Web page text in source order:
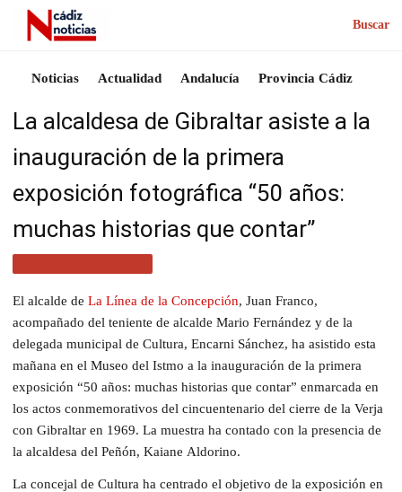
Buscar
Noticias Actualidad Andalucía Provincia Cádiz
La alcaldesa de Gibraltar asiste a la
inauguración de la primera
exposición fotográfica “50 años:
muchas historias que contar”
El alcalde de La Línea de la Concepción, Juan Franco,
acompañado del teniente de alcalde Mario Fernández y de la
delegada municipal de Cultura, Encarni Sánchez, ha asistido esta
mañana en el Museo del Istmo a la inauguración de la primera
exposición “50 años: muchas historias que contar” enmarcada en
los actos conmemorativos del cincuentenario del cierre de la Verja
con Gibraltar en 1969. La muestra ha contado con la presencia de
la alcaldesa del Peñón, Kaiane Aldorino.
La concejal de Cultura ha centrado el objetivo de la exposición en